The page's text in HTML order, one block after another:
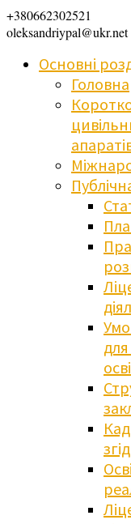
+380662302521
oleksandriypal@ukr.net
Основні
Головна